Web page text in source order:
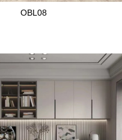
OBL08